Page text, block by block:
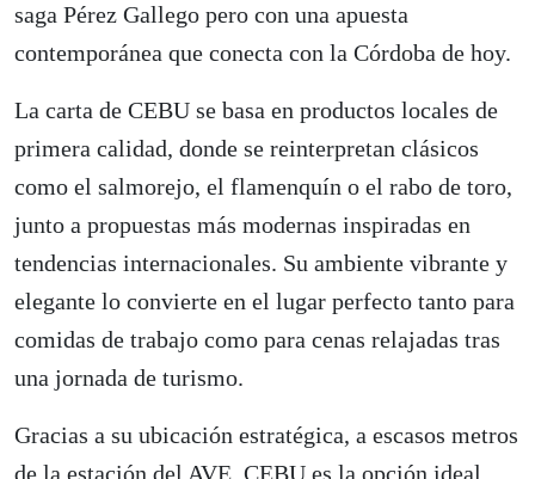
saga Pérez Gallego pero con una apuesta
contemporánea que conecta con la Córdoba de hoy.
La carta de CEBU se basa en productos locales de
primera calidad, donde se reinterpretan clásicos
como el salmorejo, el flamenquín o el rabo de toro,
junto a propuestas más modernas inspiradas en
tendencias internacionales. Su ambiente vibrante y
elegante lo convierte en el lugar perfecto tanto para
comidas de trabajo como para cenas relajadas tras
una jornada de turismo.
Gracias a su ubicación estratégica, a escasos metros
de la estación del AVE, CEBU es la opción ideal